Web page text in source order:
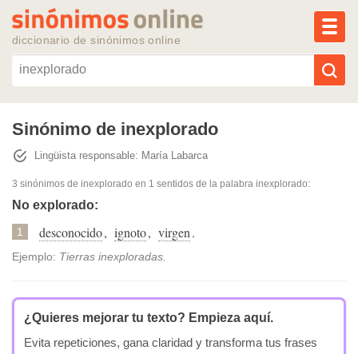
diccionario de sinónimos online
Reescribir texto con IA
Sinónimos populares
Temas recientes
Sinónimo de inexplorado
Lingüista responsable: María Labarca
3 sinónimos de inexplorado en 1 sentidos de la palabra inexplorado:
No explorado:
1 desconocido, ignoto, virgen.
Ejemplo: Tierras inexploradas.
¿Quieres mejorar tu texto? Empieza aquí.
Evita repeticiones, gana claridad y transforma tus frases